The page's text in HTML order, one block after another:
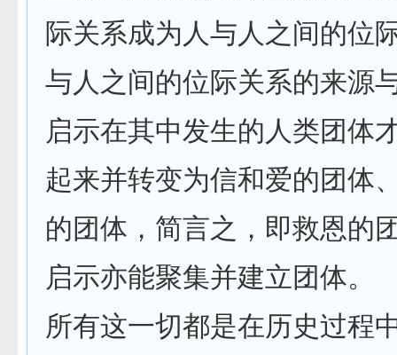
际关系成为人与人之间的位
与人之间的位际关系的来源
启示在其中发生的人类团体
起来并转变为信和爱的团体
的团体，简言之，即救恩的
启示亦能聚集并建立团体。
所有这一切都是在历史过程